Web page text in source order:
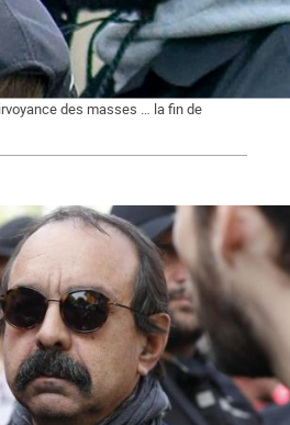
au royaume de Macron
sa réélection qui n’en finit pas de
… Une classe politique en
des masses … la fin de